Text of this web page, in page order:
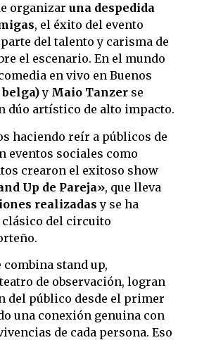
organizar una despedida
, el éxito del evento
del talento y carisma de
el escenario. En el mundo
en vivo en Buenos
y Maio Tanzer se
dúo artístico de alto impacto.
haciendo reír a públicos de
eventos sociales como
crearon el exitoso show
Up de Pareja», que lleva
realizadasy se ha
del circuito
stand up,
de observación, logran
del público desde el primer
una conexión genuina con
de cada persona. Eso